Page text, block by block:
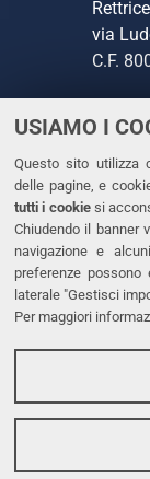
USIAMO I
Questo sito utilizza
delle pagine, e
tutti i cookiesi
Chiudendo il banner
navigazione e
preferenze
laterale "Gestisci
Per maggiori
via
C.F.
Tel.
Fax.
PEC
LINKS